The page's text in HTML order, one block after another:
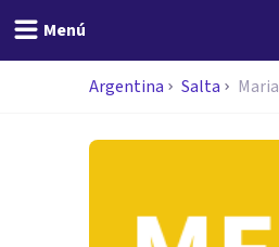
Menú
Argentina Salta